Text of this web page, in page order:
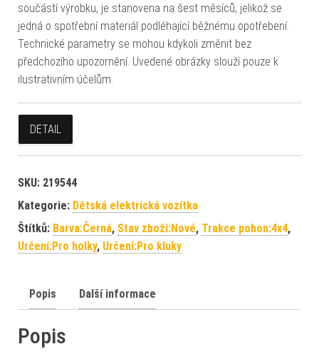
součástí výrobku, je stanovena na šest měsíců, jelikož se
jedná o spotřební materiál podléhající běžnému opotřebení.
Technické parametry se mohou kdykoli změnit bez
předchozího upozornění. Uvedené obrázky slouží pouze k
ilustrativním účelům.
DETAIL
SKU: 219544
Kategorie: Dětská elektrická vozítka
Štítků: Barva:Černá, Stav zboží:Nové, Trakce pohon:4x4,
Určení:Pro holky, Určení:Pro kluky
Popis Další informace
Popis